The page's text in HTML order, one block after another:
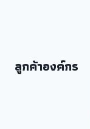
ลูกค้าองค์กร